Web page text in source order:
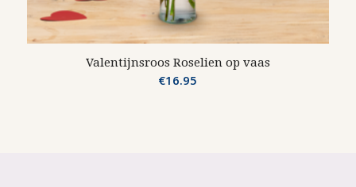
Valentijnsroos Roselien op vaas
€16.95